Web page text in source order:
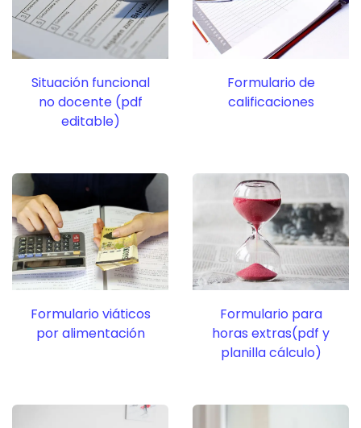
Situación funcional
no docente (pdf
editable)
Formulario de
calificaciones
Formulario viáticos
por alimentación
Formulario para
horas extras(pdf y
planilla cálculo)